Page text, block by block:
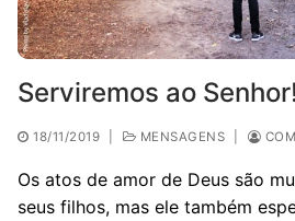
Serviremos ao
18/11/2019 MENSAGENS
Os atos de amor de Deus são
seus filhos, mas ele também